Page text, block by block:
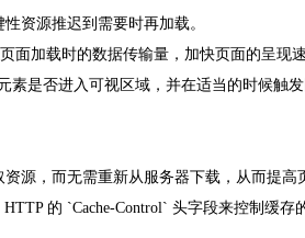
资源推迟到需要时再加载。
加载时的数据传输量，加快页面的呈现
素是否进入可视区域，并在适当的时候触
源，而无需重新从服务器下载，从而提高
的 `Cache-Control` 头字段来控制缓存